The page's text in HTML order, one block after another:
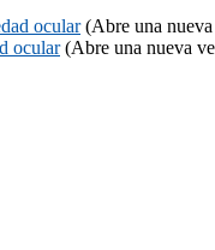
ocular(Abre una nueva
ocular(Abre una nueva